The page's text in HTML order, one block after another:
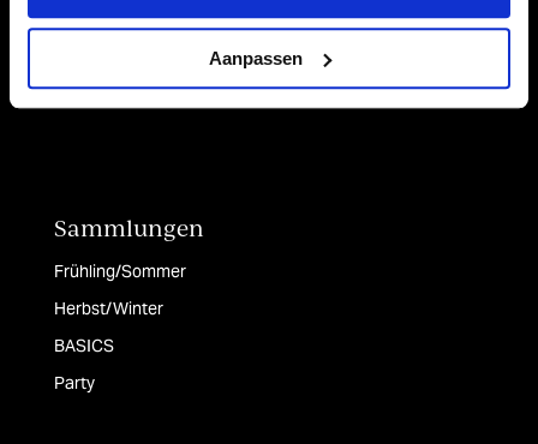
Aanpassen
Taschen & Boxen
Sammlungen
Frühling/Sommer
Herbst/Winter
BASICS
Party